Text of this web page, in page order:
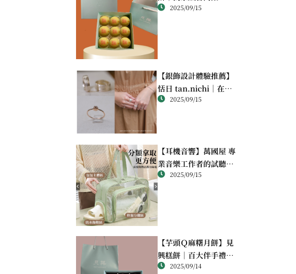
覆想像的幸福滋味
2025/09/15
【銀飾設計體驗推薦】
恬日 tan.nichi｜在萬
華靜巷，親手完成屬於
2025/09/15
【耳機音響】萬國屋 專
業音樂工作者的試聽心
得 2025/09/15
【芋頭Ｑ麻糬月餅】見
興糕餅｜百大伴手禮推
薦的綿密酥香新體驗
2025/09/14